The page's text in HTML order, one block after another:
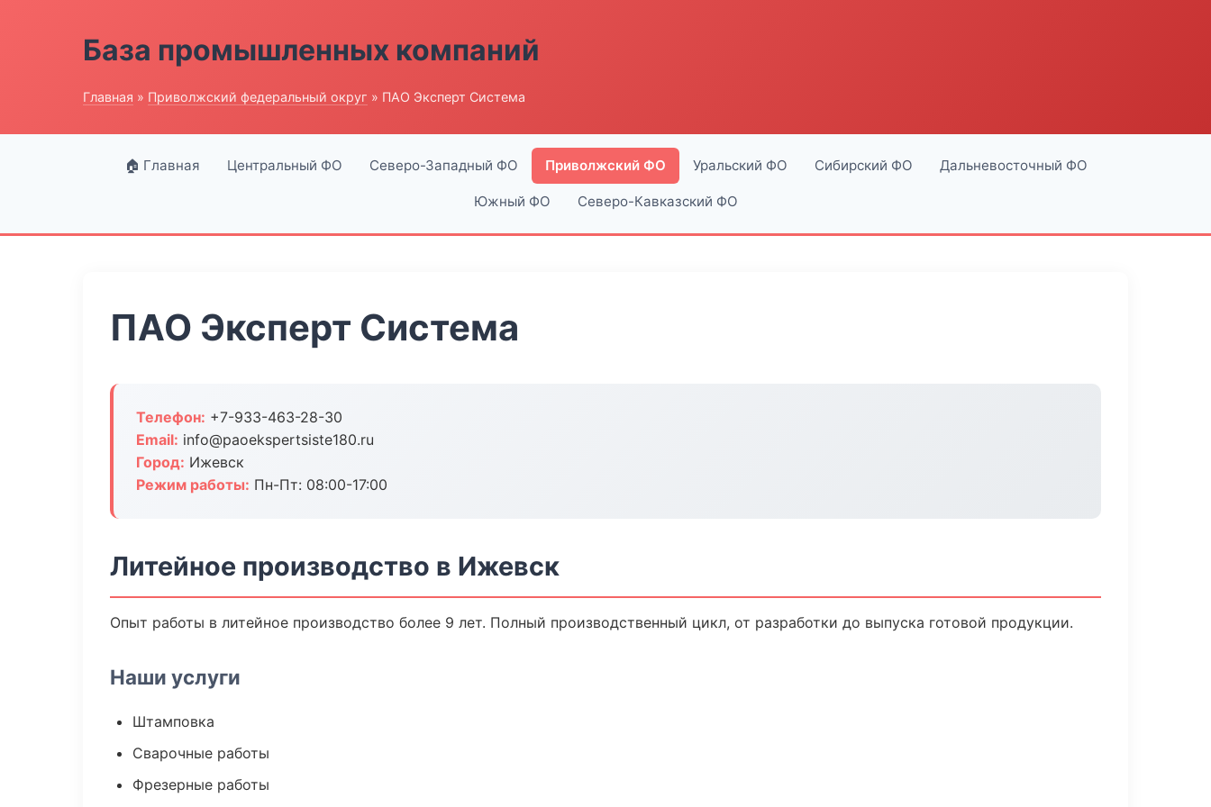
База промышленных компаний
Главная » Приволжский федеральный округ » ПАО Эксперт Система
🏠 Главная Центральный ФО Северо-Западный ФО Приволжский ФО Уральский ФО Сибирский ФО Дальневосточный ФО
Южный ФО Северо-Кавказский ФО
ПАО Эксперт Система
Телефон: +7-933-463-28-30
Email: info@paoekspertsiste180.ru
Город: Ижевск
Режим работы: Пн-Пт: 08:00-17:00
Литейное производство в Ижевск
Опыт работы в литейное производство более 9 лет. Полный производственный цикл, от разработки до выпуска готовой продукции.
Наши услуги
Штамповка
Сварочные работы
Фрезерные работы